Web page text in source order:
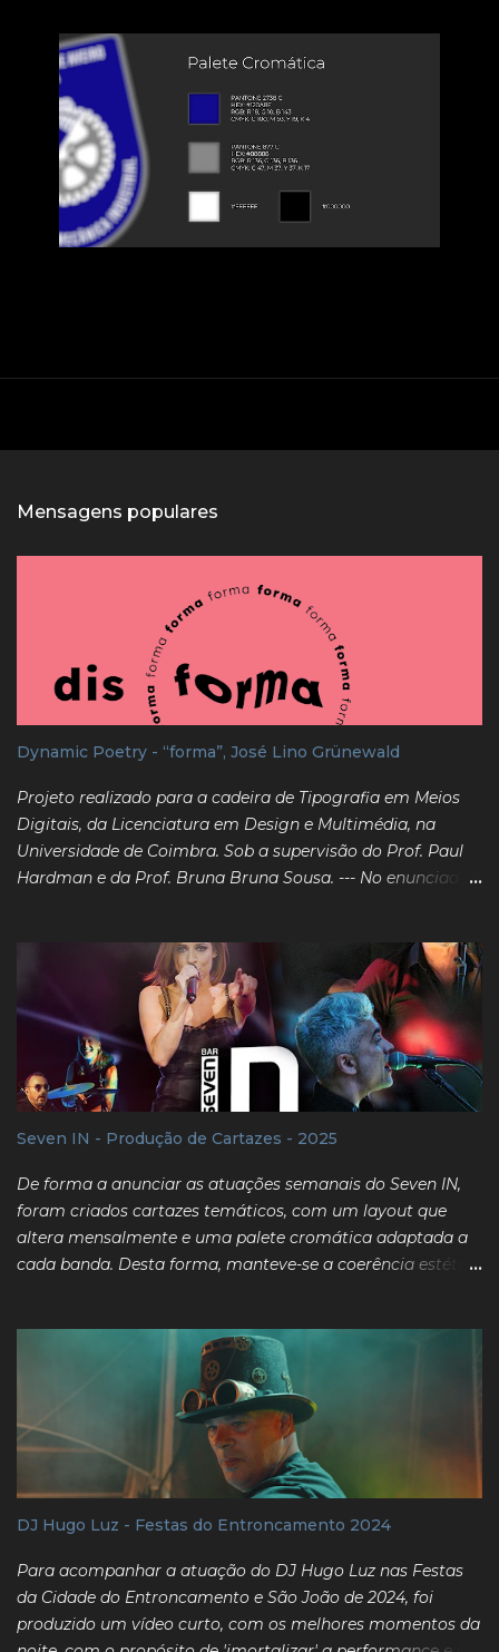
Mensagens populares
Dynamic Poetry - “forma”, José Lino Grünewald
Projeto realizado para a cadeira de Tipografia em Meios
Digitais, da Licenciatura em Design e Multimédia, na
Universidade de Coimbra. Sob a supervisão do Prof. Paul
Hardman e da Prof. Bruna Bruna Sousa. --- No enunciado
transmita as dimensões de espaço, tempo e som
desejadas pelo poema original. Foi escolhida a obra da
autoria de José Lino Grünewald, "forma", de 1959. ---
Realizado por: João Silva e Daniel Martins. 2022/2023
Project developed as part of the course Typography in
digital media of the Bachelor in Design and Multimedia, at
the University of Coimbra. Under supervision of Prof. Paul
Hardman and Prof. Bruna Sousa. --- In this project's brief,
interpretation of one of the provided poems, which should
express the poem's original desired dimensions of space,
Seven IN - Produção de Cartazes - 2025
De forma a anunciar as atuações semanais do Seven IN,
foram criados cartazes temáticos, com um layout que
altera mensalmente e uma palete cromática adaptada a
cada banda. Desta forma, manteve-se a coerência estética
permitindo um maior alcance do que antes. Enquanto
desafios, existia o facto de muitas vezes uma banda estar
a regressar na sua 2ª, ou 3ª vez. O facto do layout, por
defeito, ser adaptado mensalmente, permitia criar um
post igualmente "fresco" e chamativo para os seguidores,
apesar do conteúdo ser semelhante ao de semanas antes.
A coerência tipográfica foi a chave para o projeto ser
funcional: permite que todos os layouts usados façam
associação ao bar em questão. Fevereiro / Março 2025
DJ Hugo Luz - Festas do Entroncamento 2024
Para acompanhar a atuação do DJ Hugo Luz nas Festas
da Cidade do Entroncamento e São João de 2024, foi
produzido um vídeo curto, com os melhores momentos da